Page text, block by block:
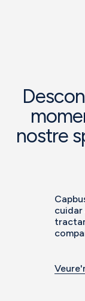
nostre
cuidar